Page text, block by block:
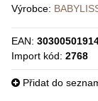
Výrobce:
EAN:
Import kód: 2768
Přidat do